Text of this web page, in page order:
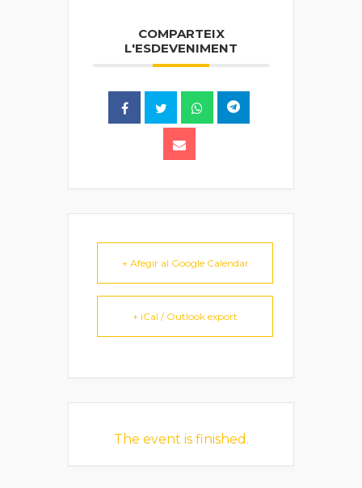
COMPARTEIX
L'ESDEVENIMENT
+ Afegir al Google Calendar
+ iCal / Outlook export
The event is finished.